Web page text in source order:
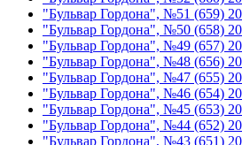
"Бульвар Гордона", №51 (659)
"Бульвар Гордона", №50 (658)
"Бульвар Гордона", №49 (657)
"Бульвар Гордона", №48 (656)
"Бульвар Гордона", №47 (655)
"Бульвар Гордона", №46 (654)
"Бульвар Гордона", №45 (653)
"Бульвар Гордона", №44 (652)
"Бульвар Гордона", №43 (651)